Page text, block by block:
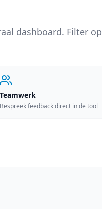
dashboard. Filter op
Teamwerk
Bespreek feedback direct in de tool